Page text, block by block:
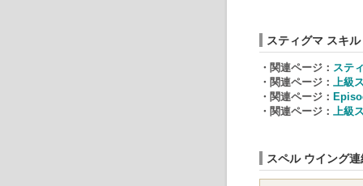
スティグマ スキル
・関連ページ： ステ
・関連ページ： 上級
・関連ページ：
・関連ページ： 上級
スペル ウイング